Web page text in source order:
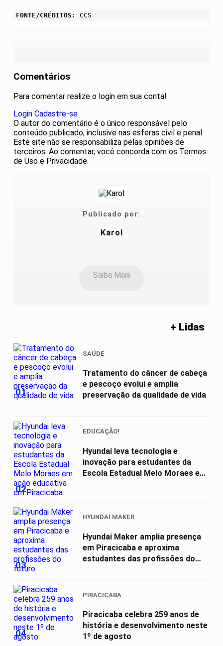
FONTE/CRÉDITOS: CCS
Comentários
Para comentar realize o login em sua conta!
Login Cadastre-se
O autor do comentário é o único responsável pelo
conteúdo publicado, inclusive nas esferas civil e penal.
Este site não se responsabiliza pelas opiniões de
terceiros. Ao comentar, você concorda com os Termos
de Uso e Privacidade.
Publicado por:
Karol
Saiba Mais
+ Lidas
01
SAÚDE
Tratamento do câncer de cabeça
e pescoço evolui e amplia
preservação da qualidade de vida
02
EDUCAÇÃO!
Hyundai leva tecnologia e
inovação para estudantes da
Escola Estadual Melo Moraes em
03
HYUNDAI MAKER
Hyundai Maker amplia presença
em Piracicaba e aproxima
estudantes das profissões do
04
PIRACICABA
Piracicaba celebra 259 anos de
história e desenvolvimento neste
1º de agosto